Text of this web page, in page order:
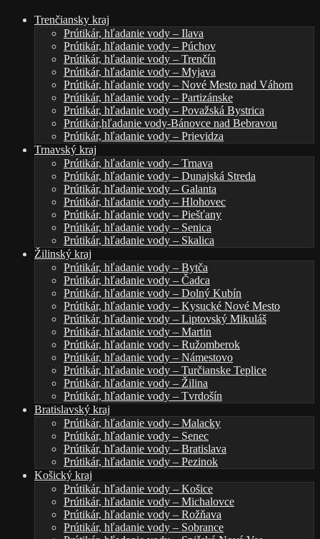
Trenčiansky kraj
Prútikár, hľadanie vody – Ilava
Prútikár, hľadanie vody – Púchov
Prútikár, hľadanie vody – Trenčín
Prútikár, hľadanie vody – Myjava
Prútikár, hľadanie vody – Nové Mesto nad Váhom
Prútikár, hľadanie vody – Partizánske
Prútikár, hľadanie vody – Považská Bystrica
Prútikár,hľadanie vody-Bánovce nad Bebravou
Prútikár, hľadanie vody – Prievidza
Trnavský kraj
Prútikár, hľadanie vody – Trnava
Prútikár, hľadanie vody – Dunajská Streda
Prútikár, hľadanie vody – Galanta
Prútikár, hľadanie vody – Hlohovec
Prútikár, hľadanie vody – Piešťany
Prútikár, hľadanie vody – Senica
Prútikár, hľadanie vody – Skalica
Žilinský kraj
Prútikár, hľadanie vody – Bytča
Prútikár, hľadanie vody – Čadca
Prútikár, hľadanie vody – Dolný Kubín
Prútikár, hľadanie vody – Kysucké Nové Mesto
Prútikár, hľadanie vody – Liptovský Mikuláš
Prútikár, hľadanie vody – Martin
Prútikár, hľadanie vody – Ružomberok
Prútikár, hľadanie vody – Námestovo
Prútikár, hľadanie vody – Turčianske Teplice
Prútikár, hľadanie vody – Žilina
Prútikár, hľadanie vody – Tvrdošín
Bratislavský kraj
Prútikár, hľadanie vody – Malacky
Prútikár, hľadanie vody – Senec
Prútikár, hľadanie vody – Bratislava
Prútikár, hľadanie vody – Pezinok
Košický kraj
Prútikár, hľadanie vody – Košice
Prútikár, hľadanie vody – Michalovce
Prútikár, hľadanie vody – Rožňava
Prútikár, hľadanie vody – Sobrance